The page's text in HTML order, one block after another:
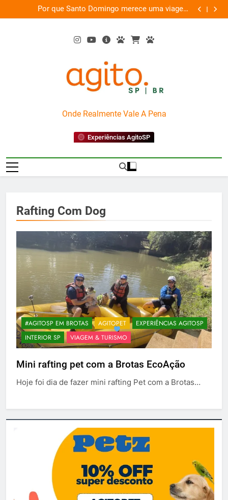
to
Por que Santo Domingo merece uma viagem
exclusiva
AgitoSP
Onde Realmente Vale A Pena
Experiências AgitoSP
Rafting Com Dog
#AGITOSP EM BROTAS AGITOPET
EXPERIÊNCIAS AGITOSP
INTERIOR SP
VIAGEM & TURISMO
Mini rafting pet com a Brotas EcoAção
Hoje foi dia de fazer mini rafting Pet com a Brotas…